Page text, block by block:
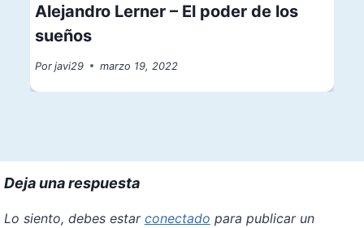
Alejandro Lerner – El poder de los
sueños
Por javi29 marzo 19, 2022
Deja una respuesta
Lo siento, debes estar conectado para publicar un